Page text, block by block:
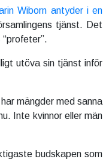
Wiborn antyder i en
tjänst. Det
utöva sin tjänst inför
mängder med sanna
Inte kvinnor eller män
budskapen som